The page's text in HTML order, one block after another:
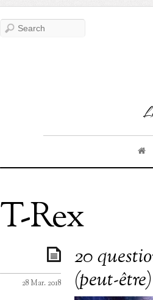
T-Rex
20
(peut-
28 Mar. 2018